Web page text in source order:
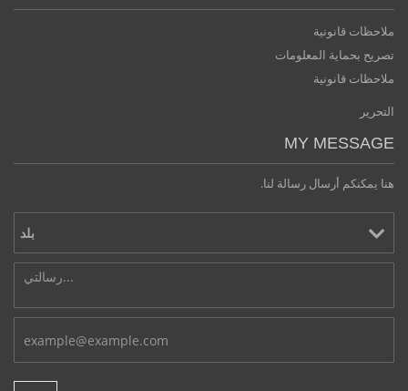
ملاحظات قانونية
تصريح بحماية المعلومات
ملاحظات قانونية
التحرير
MY MESSAGE
هنا يمكنكم أرسال رسالة لنا.